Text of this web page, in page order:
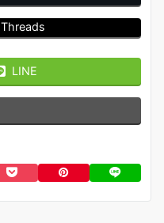
Threads
LINE